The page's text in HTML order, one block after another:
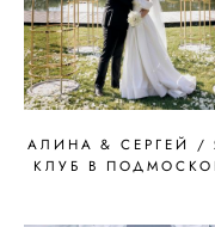
АЛИНА & СЕРГЕЙ /
КЛУБ В